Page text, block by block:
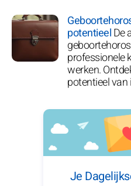
potentieelDe
professionele
werken.
potentieel van
Je